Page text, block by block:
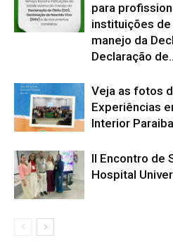
para
instituições
manejo da
Declaração
Veja as fotos
Experiências
Interior
II Encontro de
Hospital